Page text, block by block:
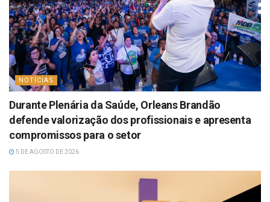
NOTÍCIAS
Durante Plenária da Saúde, Orleans Brandão
defende valorização dos profissionais e apresenta
compromissos para o setor
5 DE AGOSTO DE 2026